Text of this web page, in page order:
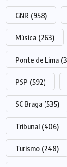
GNR (958)
Música (263)
Ponte de Lima
PSP (592)
SC Braga (535)
Tribunal (406)
Turismo (248)